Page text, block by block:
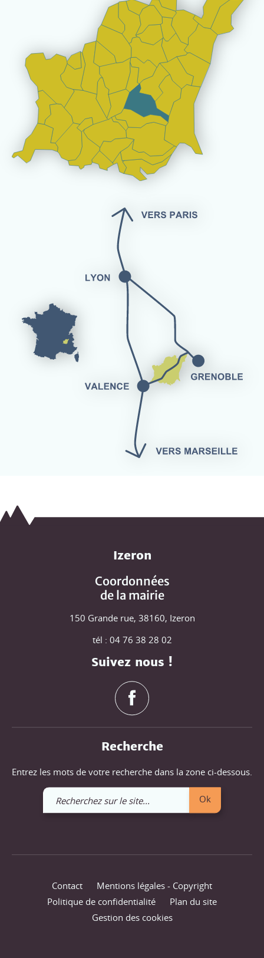
Izeron
Coordonnées
de la mairie
150 Grande rue, 38160, Izeron
tél : 04 76 38 28 02
Suivez nous !
Recherche
Entrez les mots de votre recherche dans la zone ci-dessous.
Recherchez
sur
Ok
Contact
Mentions légales - Copyright
Politique de confidentialité
Plan du site
Gestion des cookies